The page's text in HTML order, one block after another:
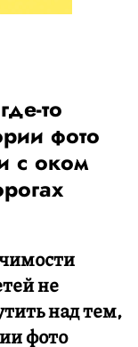
то
фото
с оком
не
над тем,
фото